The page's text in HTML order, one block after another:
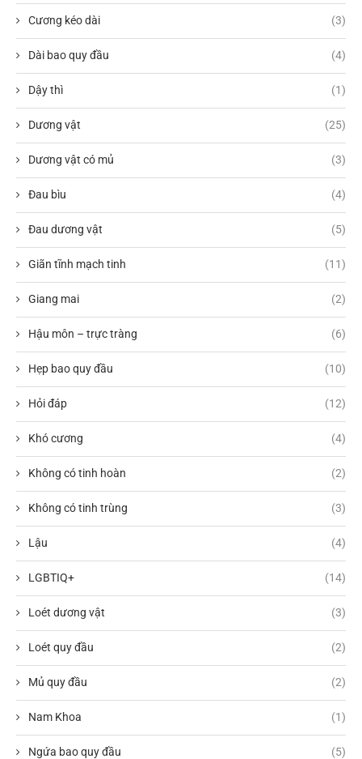
Cương kéo dài (3)
Dài bao quy đầu (4)
Dậy thì (1)
Dương vật (25)
Dương vật có mủ (3)
Đau bìu (4)
Đau dương vật (5)
Giãn tĩnh mạch tinh (11)
Giang mai (2)
Hậu môn – trực tràng (6)
Hẹp bao quy đầu (10)
Hỏi đáp (12)
Khó cương (4)
Không có tinh hoàn (2)
Không có tinh trùng (3)
Lậu (4)
LGBTIQ+ (14)
Loét dương vật (3)
Loét quy đầu (2)
Mủ quy đầu (2)
Nam Khoa (1)
Ngứa bao quy đầu (5)